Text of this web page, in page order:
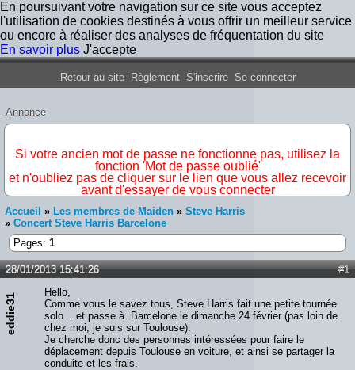
En poursuivant votre navigation sur ce site vous acceptez
l'utilisation de cookies destinés à vous offrir un meilleur service
ou encore à réaliser des analyses de fréquentation du site
En savoir plus J'accepte
Forum Iron Maiden France
Retour au site Règlement S'inscrire Se connecter
Annonce
Si votre ancien mot de passe ne fonctionne pas, utilisez la
fonction 'Mot de passe oublié'
et n'oubliez pas de cliquer sur le lien que vous allez recevoir
avant d'essayer de vous connecter
Accueil » Les membres de Maiden » Steve Harris
» Concert Steve Harris Barcelone
Pages: 1
#1
28/01/2013 15:41:26
eddie31
Hello,
Comme vous le savez tous, Steve Harris fait une petite tournée
solo... et passe à Barcelone le dimanche 24 février (pas loin de
chez moi, je suis sur Toulouse).
Je cherche donc des personnes intéressées pour faire le
déplacement depuis Toulouse en voiture, et ainsi se partager la
conduite et les frais.